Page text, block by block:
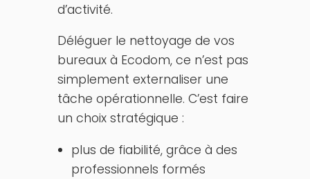
d’activité.
Déléguer le nettoyage de vos
bureaux à Ecodom, ce n’est pas
simplement externaliser une
tâche opérationnelle. C’est faire
un choix stratégique :
plus de fiabilité, grâce à des
professionnels formés